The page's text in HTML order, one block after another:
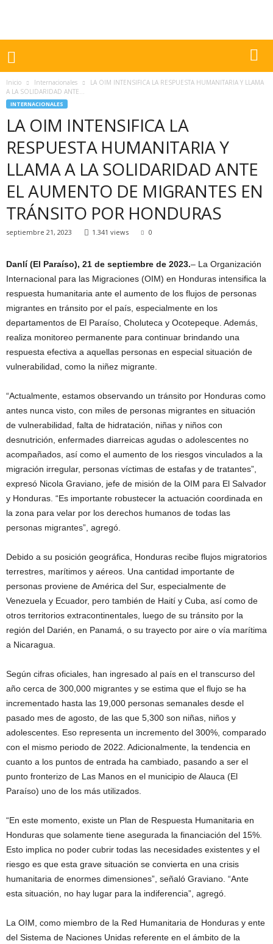
Inicio Internacionales
LA OIM INTENSIFICA LA RESPUESTA HUMANITARIA Y LLAMA
A LA SOLIDARIDAD ANTE...
INTERNACIONALES
LA OIM INTENSIFICA LA
RESPUESTA HUMANITARIA Y
LLAMA A LA SOLIDARIDAD ANTE
EL AUMENTO DE MIGRANTES EN
TRÁNSITO POR HONDURAS
septiembre 21, 2023 1.341 views 0
Danlí (El Paraíso), 21 de septiembre de 2023.– La Organización
Internacional para las Migraciones (OIM) en Honduras intensifica la
respuesta humanitaria ante el aumento de los flujos de personas
migrantes en tránsito por el país, especialmente en los
departamentos de El Paraíso, Choluteca y Ocotepeque. Además,
realiza monitoreo permanente para continuar brindando una
respuesta efectiva a aquellas personas en especial situación de
vulnerabilidad, como la niñez migrante.
“Actualmente, estamos observando un tránsito por Honduras como
antes nunca visto, con miles de personas migrantes en situación
de vulnerabilidad, falta de hidratación, niñas y niños con
desnutrición, enfermades diarreicas agudas o adolescentes no
acompañados, así como el aumento de los riesgos vinculados a la
migración irregular, personas víctimas de estafas y de tratantes”,
expresó Nicola Graviano, jefe de misión de la OIM para El Salvador
y Honduras. “Es importante robustecer la actuación coordinada en
la zona para velar por los derechos humanos de todas las
personas migrantes”, agregó.
Debido a su posición geográfica, Honduras recibe flujos migratorios
terrestres, marítimos y aéreos. Una cantidad importante de
personas proviene de América del Sur, especialmente de
Venezuela y Ecuador, pero también de Haití y Cuba, así como de
otros territorios extracontinentales, luego de su tránsito por la
región del Darién, en Panamá, o su trayecto por aire o vía marítima
a Nicaragua.
Según cifras oficiales, han ingresado al país en el transcurso del
año cerca de 300,000 migrantes y se estima que el flujo se ha
incrementado hasta las 19,000 personas semanales desde el
pasado mes de agosto, de las que 5,300 son niñas, niños y
adolescentes. Eso representa un incremento del 300%, comparado
con el mismo periodo de 2022. Adicionalmente, la tendencia en
cuanto a los puntos de entrada ha cambiado, pasando a ser el
punto fronterizo de Las Manos en el municipio de Alauca (El
Paraíso) uno de los más utilizados.
“En este momento, existe un Plan de Respuesta Humanitaria en
Honduras que solamente tiene asegurada la financiación del 15%.
Esto implica no poder cubrir todas las necesidades existentes y el
riesgo es que esta grave situación se convierta en una crisis
humanitaria de enormes dimensiones”, señaló Graviano. “Ante
esta situación, no hay lugar para la indiferencia”, agregó.
La OIM, como miembro de la Red Humanitaria de Honduras y ente
del Sistema de Naciones Unidas referente en el ámbito de la